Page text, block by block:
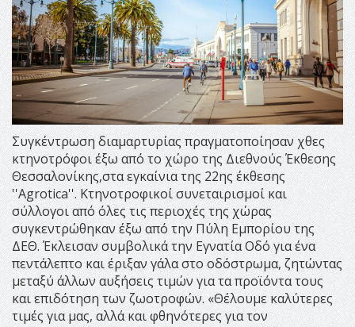
Συγκέντρωση διαμαρτυρίας πραγματοποίησαν χθες
κτηνοτρόφοι έξω από το χώρο της Διεθνούς Έκθεσης
Θεσσαλονίκης,στα εγκαίνια της 22ης έκθεσης
''Agrotica''. Κτηνοτροφικοί συνεταιρισμοί και
σύλλογοι από όλες τις περιοχές της χώρας
συγκεντρώθηκαν έξω από την Πύλη Εμπορίου της
ΔΕΘ. Έκλεισαν συμβολικά την Εγνατία Οδό για ένα
πεντάλεπτο και έριξαν γάλα στο οδόστρωμα, ζητώντας
μεταξύ άλλων αυξήσεις τιμών για τα προϊόντα τους
και επιδότηση των ζωοτροφών. «Θέλουμε καλύτερες
τιμές για μας, αλλά και φθηνότερες για τον